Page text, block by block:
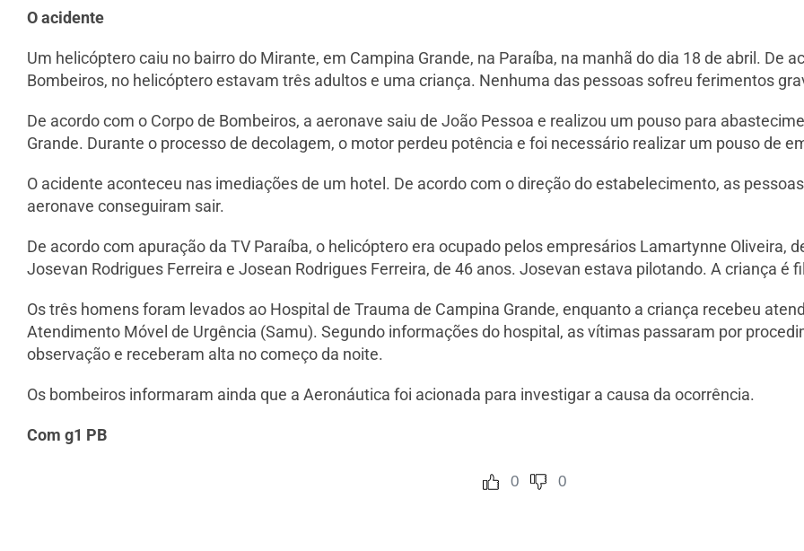
O acidente
Um helicóptero caiu no bairro do Mirante, em Campina Grande, na Paraíba, na manhã do dia 18 de abril. De
Bombeiros, no helicóptero estavam três adultos e uma criança. Nenhuma das pessoas sofreu ferimentos
De acordo com o Corpo de Bombeiros, a aeronave saiu de João Pessoa e realizou um pouso para
Grande. Durante o processo de decolagem, o motor perdeu potência e foi necessário realizar um pouso de
O acidente aconteceu nas imediações de um hotel. De acordo com o direção do estabelecimento, as
aeronave conseguiram sair.
De acordo com apuração da TV Paraíba, o helicóptero era ocupado pelos empresários Lamartynne Oliveira,
Josevan Rodrigues Ferreira e Josean Rodrigues Ferreira, de 46 anos. Josevan estava pilotando. A criança é
Os três homens foram levados ao Hospital de Trauma de Campina Grande, enquanto a criança recebeu
Atendimento Móvel de Urgência (Samu). Segundo informações do hospital, as vítimas passaram por
observação e receberam alta no começo da noite.
Os bombeiros informaram ainda que a Aeronáutica foi acionada para investigar a causa da ocorrência.
Com g1 PB
0 0